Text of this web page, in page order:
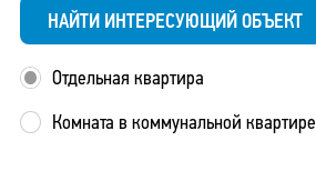
НАЙТИ ИНТЕРЕСУЮЩИЙ ОБЪЕКТ
Отдельная квартира
Комната в коммунальной квартире